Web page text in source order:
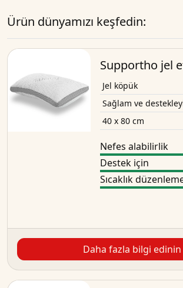
Ürün dünyamızı keşfedin:
Supportho jel
Jel köpük
Sağlam ve
40 x 80 cm
Nefes alabilirlik
Destek için
Sıcaklık
Daha fazla bilgi edinin